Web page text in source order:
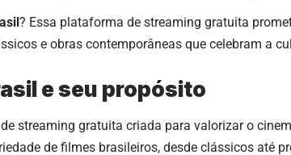
? Essa plataforma de streaming gratuita
e obras contemporâneas que celebram a
e seu propósito
streaming gratuita criada para valorizar o
de filmes brasileiros, desde clássicos até